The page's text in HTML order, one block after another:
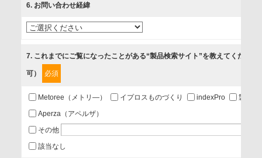
3.お客様の業務内容、及び興味、関心に応じた情報の提供
4.お客様満足度調査等のアンケートの依頼
第三者提供の有無
あり
a.個人情報の提供・利用目的
当該企業/団体のサービス等のご案内及び当該企業/団体からの
6. お問い合わせ経緯
7. これまでにご覧になったことがある“製品検索サイト”を教えてください
可） 必須
Metoree（メトリ―） イプロスものづくり indexPro
製品ナ
Aperza（アペルザ）
その他
該当なし